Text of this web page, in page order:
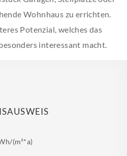
Wohnhaus zu errichten.
Potenzial, welches das
interessant macht.
(m²*a)